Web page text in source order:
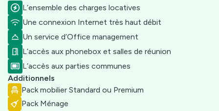
L’ensemble des charges locatives
Une connexion Internet très haut débit
Un service d’Office management
L’accès aux phonebox et salles de réunion
L’accès aux parties communes
Additionnels
Pack mobilier Standard ou Premium
Pack Ménage